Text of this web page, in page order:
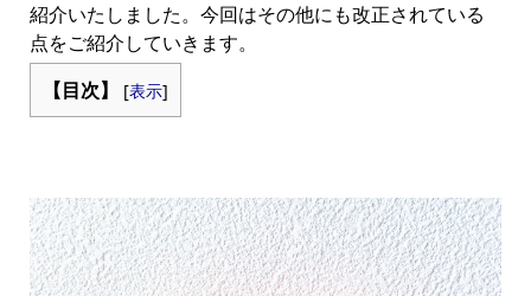
紹介いたしました。今回はその他にも改正されている
点をご紹介していきます。
【目次】
[表示]